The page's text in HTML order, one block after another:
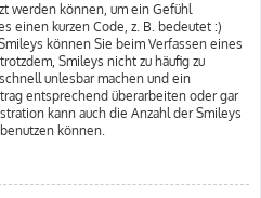
werden können, um ein Gefühl
einen kurzen Code, z. B. bedeutet :)
können Sie beim Verfassen eines
Smileys nicht zu häufig zu
unlesbar machen und ein
entsprechend überarbeiten oder gar
kann auch die Anzahl der Smileys
können.